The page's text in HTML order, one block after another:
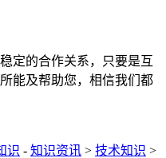
定的合作关系，只要是互
能及帮助您，相信我们都
识 - 知识资讯 > 技术知识 >